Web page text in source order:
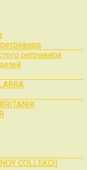
ретривера
COLLEKCII